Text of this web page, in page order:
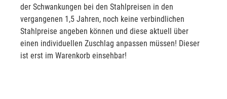
der Schwankungen bei den Stahlpreisen in den
vergangenen 1,5 Jahren, noch keine verbindlichen
Stahlpreise angeben können und diese aktuell über
einen individuellen Zuschlag anpassen müssen! Dieser
ist erst im Warenkorb einsehbar!